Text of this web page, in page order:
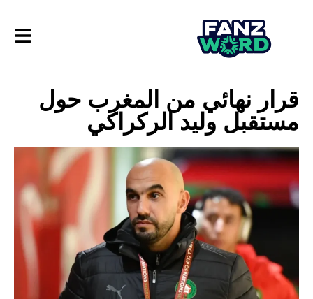
قرار نهائي من المغرب حول
مستقبل وليد الركراكي